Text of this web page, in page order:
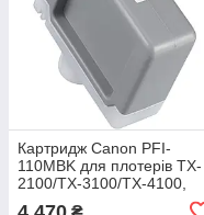
Картридж Canon PFI-
110MBK для плотерів TX-
2100/TX-3100/TX-4100,